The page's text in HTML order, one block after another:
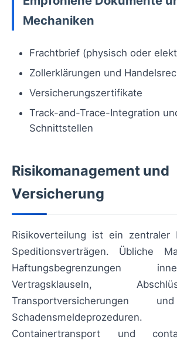
Mechaniken
Frachtbrief (physisch oder
Zollerklärungen und
Versicherungszertifikate
Track-and-Trace-Integration
Schnittstellen
Risikomanagement und
Versicherung
Risikoverteilung ist ein zentraler
Speditionsverträgen. Übliche
Haftungsbegrenzungen
Vertragsklauseln,
Transportversicherungen
Containertransport und